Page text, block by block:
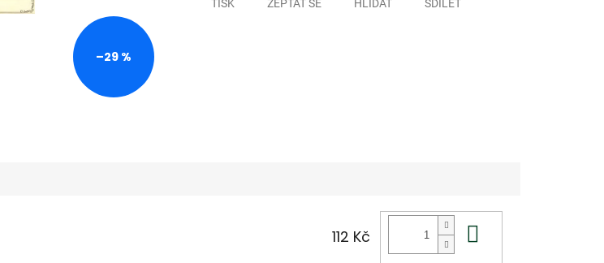
–29 %
TISK ZEPTAT SE HLÍDAT SDÍLET
112 Kč